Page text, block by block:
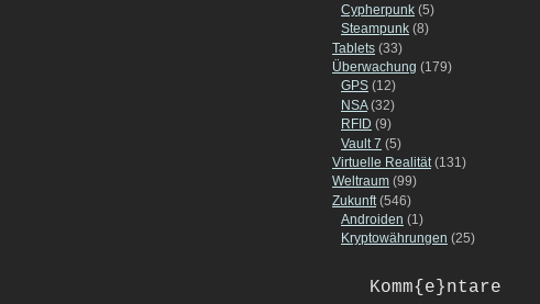
Cypherpunk (5)
Steampunk (8)
Tablets (33)
Überwachung (179)
GPS (12)
NSA(32)
RFID (9)
Vault 7 (5)
Virtuelle Realität(131)
Weltraum (99)
Zukunft (546)
Androiden (1)
Kryptowährungen (25)
Komm{e}ntare